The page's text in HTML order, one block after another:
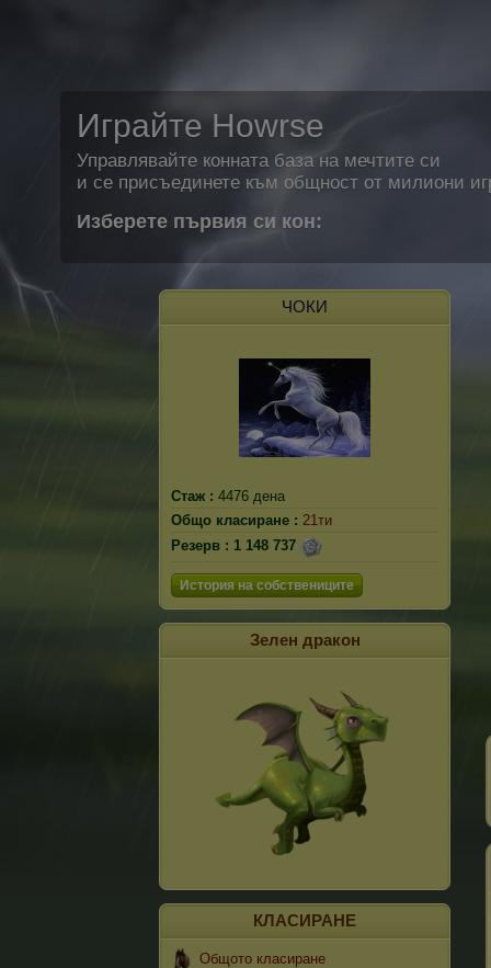
Играйте Howrse
Управлявайте конната база на мечтите си
и се присъединете към общност от милиони
Изберете първия си кон:
ЧОКИ
Стаж : 4476 дена
Общо класиране : 21ти
Резерв : 1 148 737
История на собствениците
Зелен дракон
КЛАСИРАНЕ
Общото класиране